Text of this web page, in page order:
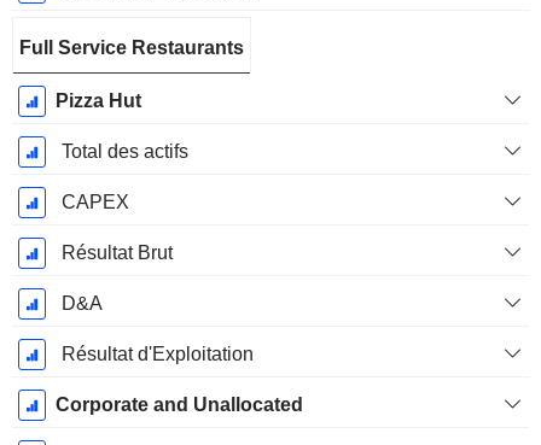
Full Service Restaurants
Pizza Hut
Total des actifs
CAPEX
Résultat Brut
D&A
Résultat d'Exploitation
Corporate and Unallocated